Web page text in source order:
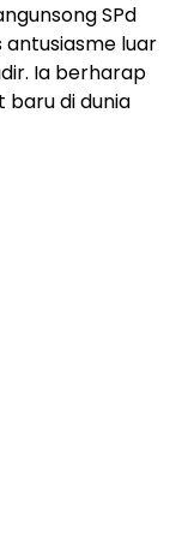
SPd
luar
Ia berharap
baru di dunia